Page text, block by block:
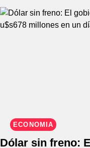
ECONOMÍA
Dólar sin freno: